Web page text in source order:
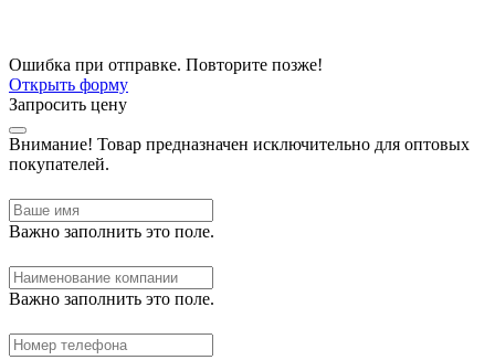
Ошибка при отправке. Повторите позже!
Открыть форму
Запросить цену
Внимание! Товар предназначен исключительно для оптовых
покупателей.
Важно заполнить это поле.
Важно заполнить это поле.